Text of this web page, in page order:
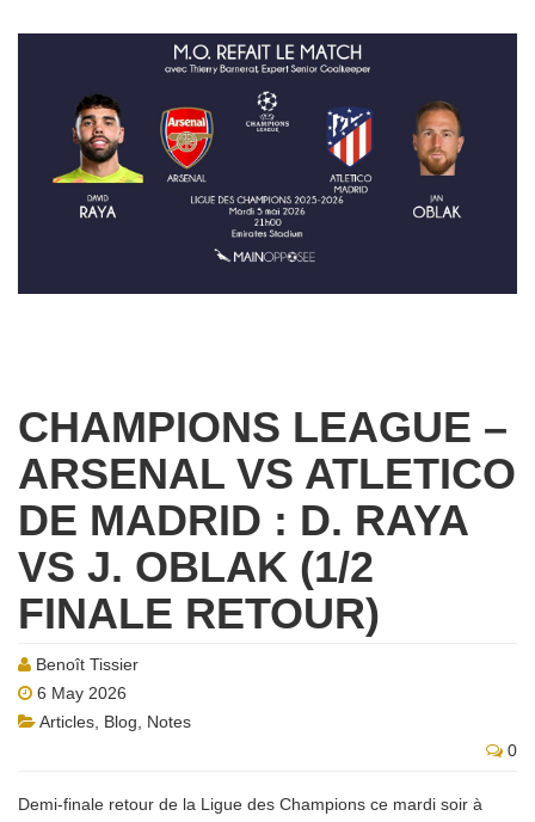
CHAMPIONS LEAGUE –
ARSENAL VS ATLETICO
DE MADRID : D. RAYA
VS J. OBLAK (1/2
FINALE RETOUR)
Benoît Tissier
6 May 2026
Articles Blog
Notes
0
Demi-finale retour de la Ligue des Champions ce mardi soir à